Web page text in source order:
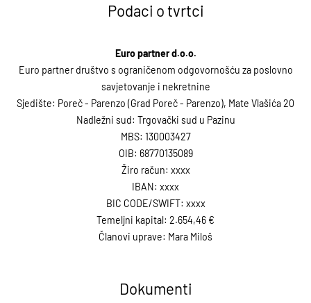
Podaci o tvrtci
Euro partner d.o.o.
Euro partner društvo s ograničenom odgovornošću za poslovno
savjetovanje i nekretnine
Sjedište: Poreč - Parenzo (Grad Poreč - Parenzo), Mate Vlašića 20
Nadležni sud: Trgovački sud u Pazinu
MBS: 130003427
OIB: 68770135089
Žiro račun: xxxx
IBAN: xxxx
BIC CODE/SWIFT: xxxx
Temeljni kapital: 2.654,46 €
Članovi uprave: Mara Miloš
Dokumenti